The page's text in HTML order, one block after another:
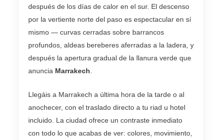
después de los días de calor en el sur. El descenso
por la vertiente norte del paso es espectacular en sí
mismo — curvas cerradas sobre barrancos
profundos, aldeas bereberes aferradas a la ladera, y
después la apertura gradual de la llanura verde que
anuncia Marrakech
Llegáis a Marrakech a última hora de la tarde o al
anochecer, con el traslado directo a tu riad u hotel
incluido. La ciudad ofrece un contraste inmediato
con todo lo que acabas de ver: colores, movimiento,